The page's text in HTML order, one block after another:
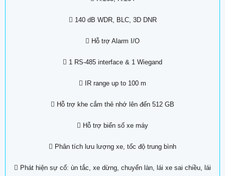
 140 dB WDR, BLC, 3D DNR
 Hỗ trợ Alarm I/O
 1 RS-485 interface & 1 Wiegand
 IR range up to 100 m
 Hỗ trợ khe cắm thẻ nhớ lên đến 512 GB
 Hỗ trợ biển số xe máy
 Phân tích lưu lượng xe, tốc độ trung bình
 Phát hiện sự cố: ùn tắc, xe dừng, chuyển làn, lái xe sai chiều, lái